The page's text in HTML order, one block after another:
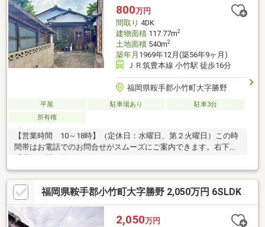
800万円
間取り 4DK
建物面積117.77m2
土地面積540m2
築年月 1969年12月(築56年9ヶ月)
ＪＲ筑豊本線 小竹駅 徒歩16分
福岡県鞍手郡小竹町大字勝野
平屋 駐車場あり
駐車3台
所有権
【営業時間 10～18時】（定休日：水曜日、第２火曜日）この時
間帯はお電話でのお問合せがスムーズにご案内できます。右下の
「電話で問い合わせ」ボタンをタッチ♪
福岡県鞍手郡小竹町大字勝野 2,050万円 6SLDK
2,050万円